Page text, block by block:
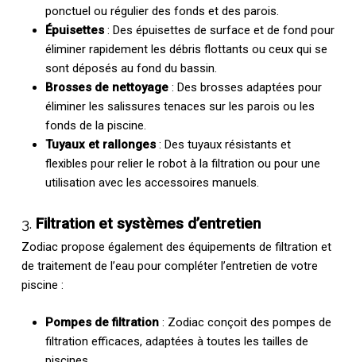
ponctuel ou régulier des fonds et des parois.
Épuisettes: Des épuisettes de surface et de fond pour
éliminer rapidement les débris flottants ou ceux qui se
sont déposés au fond du bassin.
Brosses de nettoyage: Des brosses adaptées pour
éliminer les salissures tenaces sur les parois ou les
fonds de la piscine.
Tuyaux et rallonges: Des tuyaux résistants et
flexibles pour relier le robot à la filtration ou pour une
utilisation avec les accessoires manuels.
3. Filtration et systèmes d’entretien
Zodiac propose également des équipements de filtration et
de traitement de l’eau pour compléter l’entretien de votre
piscine :
Pompes de filtration: Zodiac conçoit des pompes de
filtration efficaces, adaptées à toutes les tailles de